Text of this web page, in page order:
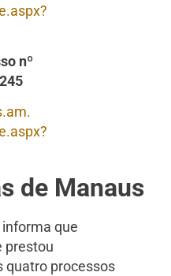
nº
de Manaus
que
prestou
quatro processos